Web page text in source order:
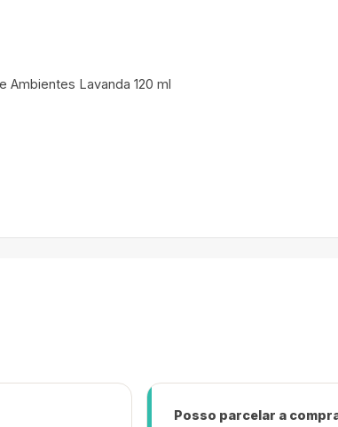
Ambientes Lavanda 120 ml
Posso parcelar a